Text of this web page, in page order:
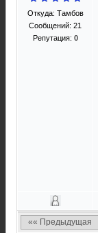
Откуда: Тамбов
Сообщений: 21
Репутация: 0
«« Предыдущая